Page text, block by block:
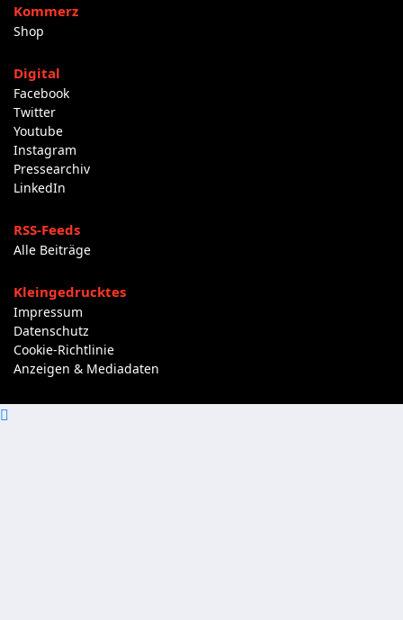
Kommerz
Shop
Digital
Facebook
Twitter
Youtube
Instagram
Pressearchiv
LinkedIn
RSS-Feeds
Alle Beiträge
Kleingedrucktes
Impressum
Datenschutz
Cookie-Richtlinie
Anzeigen & Mediadaten